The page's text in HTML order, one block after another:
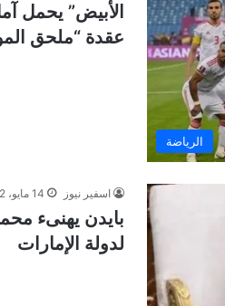
الرياضة
الأبيض” يحمل
عقدة “ملحق
اسفير نيوز 14 مايو، 2022
بايدن يهنىء
لدولة الإمارات